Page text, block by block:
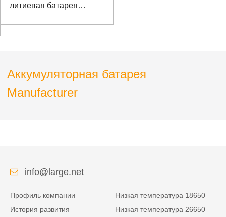
литиевая батарея
Аккумуляторная батарея
Manufacturer
info@large.net
Профиль компании
История развития
Низкая температура 18650
Низкая температура 26650